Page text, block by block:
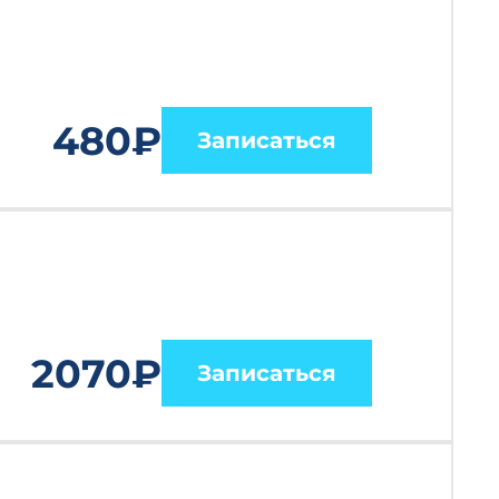
480₽ Записаться
2070₽ Записаться